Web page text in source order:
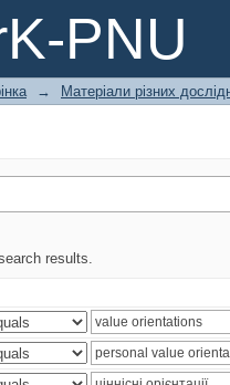
PNU
→ Матеріали різних
results.